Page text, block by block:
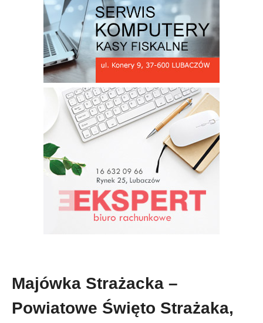
Święta Trzeciego Maja w Cieszanowie
Majówka Strażacka –
Powiatowe Święto Strażaka,